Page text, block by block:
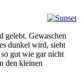
gelebt. Gewaschen
dunkel wird, sieht
gut wie gar nicht
den kleinen